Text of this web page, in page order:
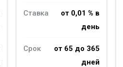
Ставка
от 0,01 % в
день
Срок
от 65 до 365
дней